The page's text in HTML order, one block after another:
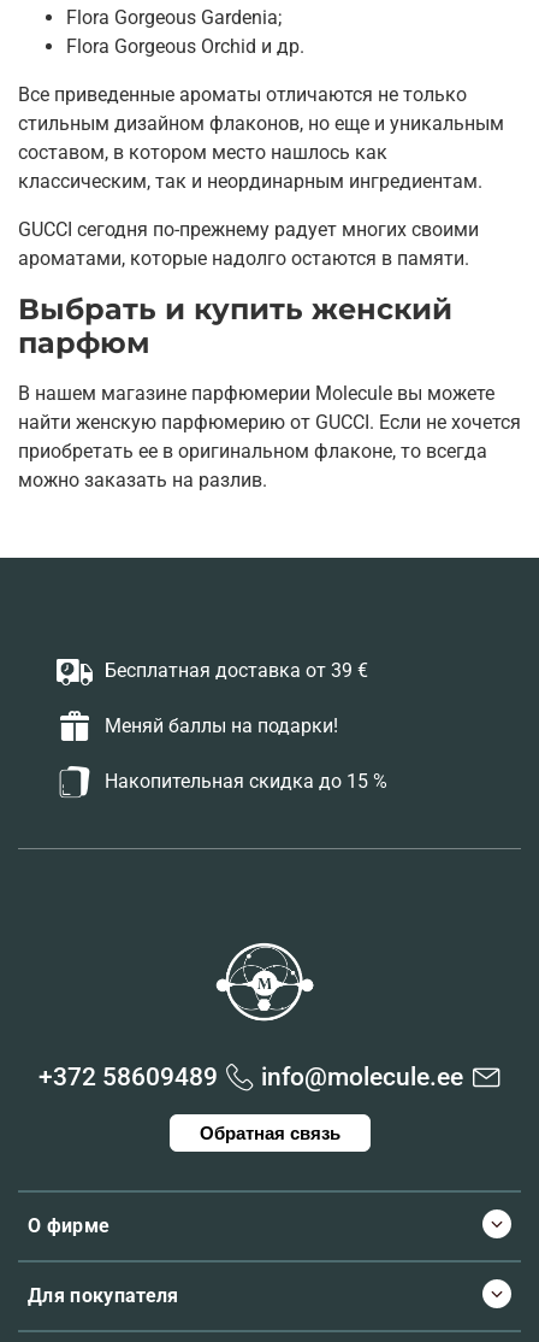
Flora Gorgeous Gardenia;
Flora Gorgeous Orchid и др.
Все приведенные ароматы отличаются не только
стильным дизайном флаконов, но еще и уникальным
составом, в котором место нашлось как
классическим, так и неординарным ингредиентам.
GUCCI сегодня по-прежнему радует многих своими
ароматами, которые надолго остаются в памяти.
Выбрать и купить женский
парфюм
В нашем магазине парфюмерии Molecule вы можете
найти женскую парфюмерию от GUCCI. Если не хочется
приобретать ее в оригинальном флаконе, то всегда
можно заказать на разлив.
Бесплатная доставка от 39 €
Меняй баллы на подарки!
Накопительная скидка до 15 %
О фирме
Для покупателя
+372 58609489 info@molecule.ee
Обратная связь